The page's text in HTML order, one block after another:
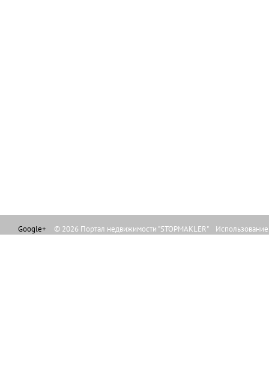
Google+ © 2026 Портал недвижимости "STOPMAKLER"